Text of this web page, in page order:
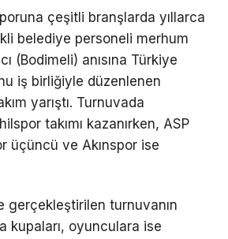
çeşitli branşlarda yıllarca
belediye personeli merhum
(Bodimeli) anısına Türkiye
iş birliğiyle düzenlenen
yarıştı. Turnuvada
takımı kazanırken, ASP
üçüncü ve Akınspor ise
gerçekleştirilen turnuvanın
kupaları, oyunculara ise